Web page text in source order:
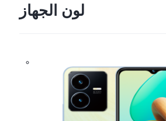
لون الجهاز